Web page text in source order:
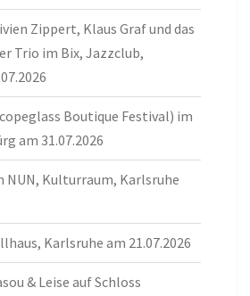
Zippert, Klaus Graf und das
Trio im Bix, Jazzclub,
Boutique Festival) im
am 31.07.2026
NUN, Kulturraum, Karlsruhe
Karlsruhe am 21.07.2026
& Leise auf Schloss